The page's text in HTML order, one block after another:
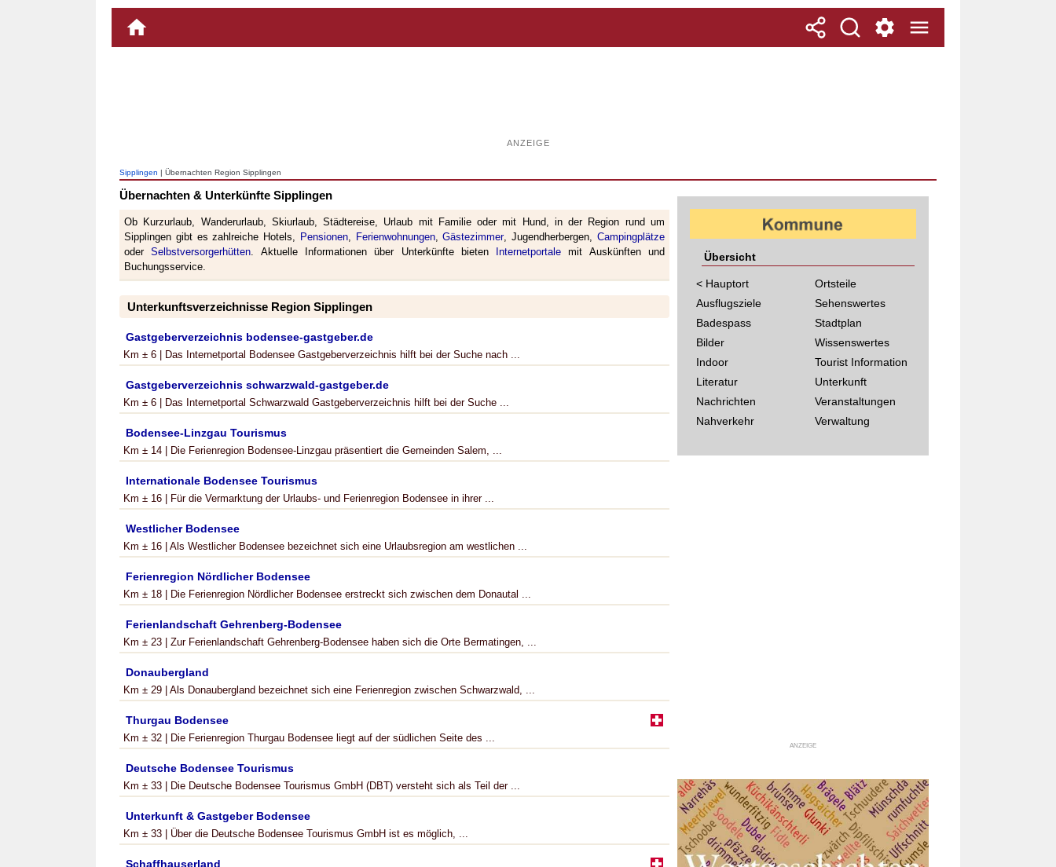
ANZEIGE
Sipplingen | Übernachten Region Sipplingen
Übernachten & Unterkünfte Sipplingen
Ob Kurzurlaub, Wanderurlaub, Skiurlaub, Städtereise, Urlaub mit Familie oder mit Hund, in der Region rund um
Sipplingen gibt es zahlreiche Hotels, Pensionen, Ferienwohnungen,Gästezimmer, Jugendherbergen,Campingplätze
oderSelbstversorgerhütten. Aktuelle Informationen über Unterkünfte bieten Internetportale mit Auskünften und
Buchungsservice.
Unterkunftsverzeichnisse Region Sipplingen
Gastgeberverzeichnis bodensee-gastgeber.de
Km ± 6 | Das Internetportal Bodensee Gastgeberverzeichnis hilft bei der Suche nach ...
Gastgeberverzeichnis schwarzwald-gastgeber.de
Km ± 6 | Das Internetportal Schwarzwald Gastgeberverzeichnis hilft bei der Suche ...
Bodensee-Linzgau Tourismus
Km ± 14 | Die Ferienregion Bodensee-Linzgau präsentiert die Gemeinden Salem, ...
Internationale Bodensee Tourismus
Km ± 16 | Für die Vermarktung der Urlaubs- und Ferienregion Bodensee in ihrer ...
Westlicher Bodensee
Km ± 16 | Als Westlicher Bodensee bezeichnet sich eine Urlaubsregion am westlichen ...
Ferienregion Nördlicher Bodensee
Km ± 18 | Die Ferienregion Nördlicher Bodensee erstreckt sich zwischen dem Donautal ...
Ferienlandschaft Gehrenberg-Bodensee
Km ± 23 | Zur Ferienlandschaft Gehrenberg-Bodensee haben sich die Orte Bermatingen, ...
Donaubergland
Km ± 29 | Als Donaubergland bezeichnet sich eine Ferienregion zwischen Schwarzwald, ...
Thurgau Bodensee
Km ± 32 | Die Ferienregion Thurgau Bodensee liegt auf der südlichen Seite des ...
Deutsche Bodensee Tourismus
Km ± 33 | Die Deutsche Bodensee Tourismus GmbH (DBT) versteht sich als Teil der ...
Unterkunft & Gastgeber Bodensee
Km ± 33 | Über die Deutsche Bodensee Tourismus GmbH ist es möglich, ...
Schaffhauserland
Übersicht
< Hauptort
Ausflugsziele
Badespass
Bilder
Indoor
Literatur
Nachrichten
Nahverkehr
Ortsteile
Sehenswertes
Stadtplan
Wissenswertes
Tourist Information
Unterkunft
Veranstaltungen
Verwaltung
ANZEIGE